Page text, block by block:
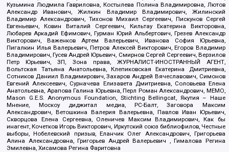
Кузьмина Людмила Гавриловна, Костылева Полина Владимировна, Лютов
Александр Иванович, Жилкин Владимир Владимирович, Жилинский
Владимир Александрович, Тихонов Михаил Сергеевич, Пискунов Сергей
Евгеньевич, Ковин Виталий Сергеевич, Кильтау Екатерина Викторовна,
Любарев Аркадий Ефимович, Гурман Юрий Альбертович, Грезев Александр
Викторович, Важенков Артем Валерьевич, Иванова София Юрьевна,
Пигалкин Илья Валерьевич, Петров Алексей Викторович, Егоров Владимир
Владимирович, Гусев Андрей Юрьевич, Смирнов Сергей Сергеевич, Верзилов
Петр Юрьевич, ЗП, Зона права, ЖУРНАЛИСТ-ИНОСТРАННЫЙ АГЕНТ,
Вольтская Татьяна Анатольевна, Клепиковская Екатерина Дмитриевна,
Сотников Даниил Владимирович, Захаров Андрей Вячеславович, Симонов
Евгений Алексеевич, Сурначева Елизавета Дмитриевна, Соловьева Елена
Анатольевна, Арапова Галина Юрьевна, Перл Роман Александрович, МЕМО,
Mason G.E.S. Anonymous Foundation, Stichting Bellingcat, Якутия – Наше
Мнение, Москоу диджитал медиа, РС-Балт, Заговора Максим
Александрович, Ветошкина Валерия Валерьевна, Павлов Иван Юрьевич,
Скворцова Елена Сергеевна, Оленичев Максим Владимирович, Как бы
инагент, Кочетков Игорь Викторович, Иркутский союз библиофилов, Честные
выборы, Нобелевский призыв, Еланчик Олег Александрович, Григорьева
Алина Александровна, Григорьев Андрей Валерьевич , Гималова Регина
Эмилевна, Хисамова Регина Фаритовна